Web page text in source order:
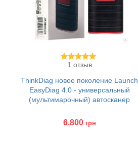
1 отзыв
ThinkDiag новое поколение Launch
EasyDiag 4.0 - универсальный
(мультимарочный) автосканер
6.800 грн